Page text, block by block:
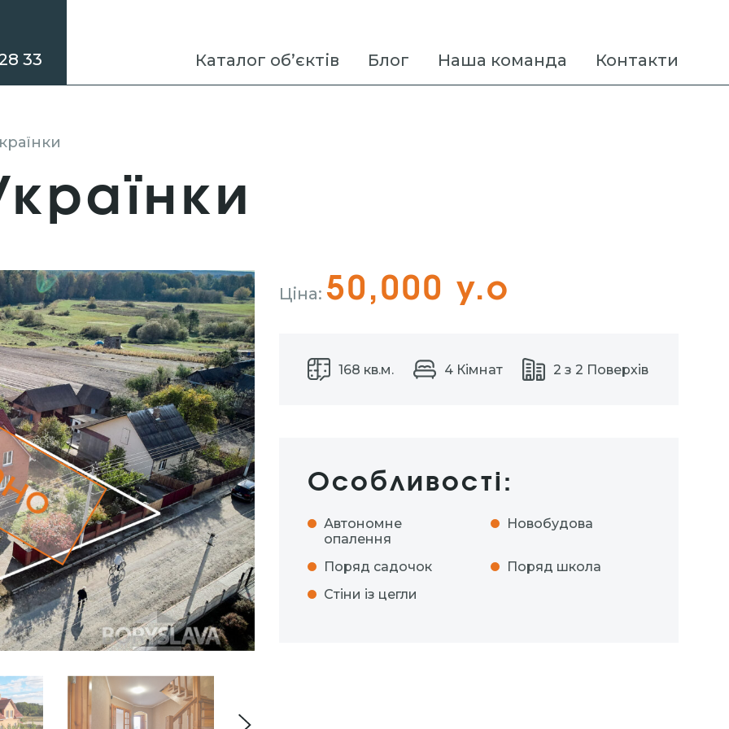
33 Каталог об’єктів Блог Наша команда Контакти
Ціна: 50,000 у.о
168 кв.м. 4 Кімнат 2 з 2 Поверхів
Особливості:
Автономне
опалення
Новобудова
Поряд садочок
Поряд школа
Стіни із цегли